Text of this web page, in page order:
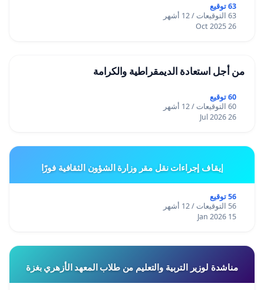
63 توقيع
63 التوقيعات / 12 أشهر
26 Oct 2025
من أجل استعادة الديمقراطية والكرامة
60 توقيع
60 التوقيعات / 12 أشهر
26 Jul 2026
إيقاف إجراءات نقل مقر وزارة الشؤون الثقافية فورًا
56 توقيع
56 التوقيعات / 12 أشهر
15 Jan 2026
مناشدة لوزير التربية والتعليم من طلاب المعهد الأزهري بغزة